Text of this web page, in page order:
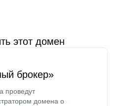
этот домен
брокер»
проведут
домена о